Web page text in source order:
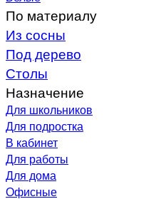
По материалу
Из сосны
Под дерево
Столы
Назначение
Для школьников
Для подростка
В кабинет
Для работы
Для дома
Офисные